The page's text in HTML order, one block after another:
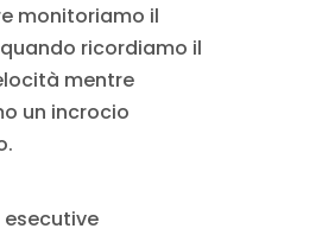
monitoriamo il
ricordiamo il
mentre
un incrocio
esecutive